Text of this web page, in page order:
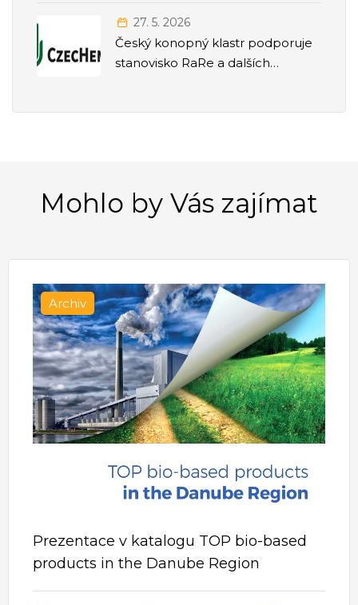
27. 5. 2026
Český konopný klastr podporuje
stanovisko RaRe a dalších
Mohlo by Vás zajímat
Archiv
Prezentace v katalogu TOP bio-based
products in the Danube Region